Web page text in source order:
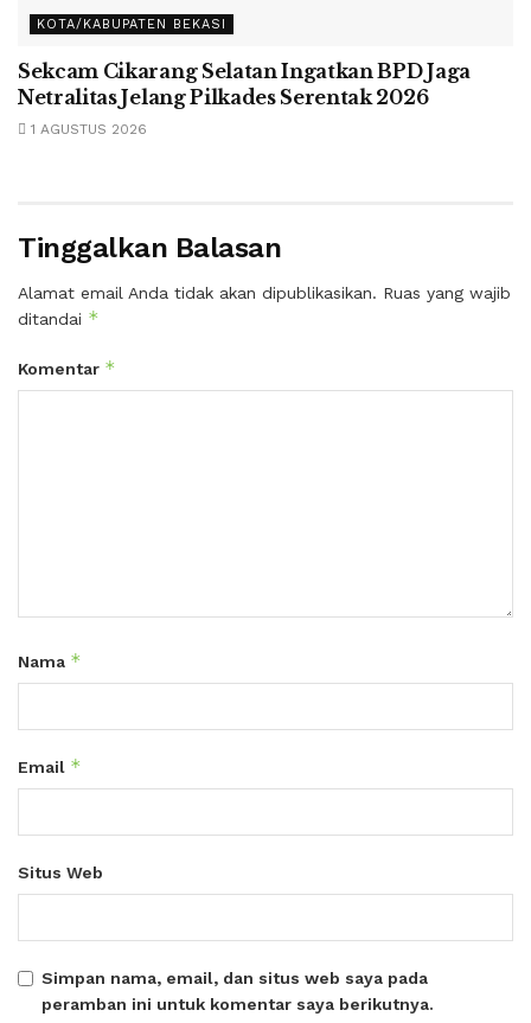
KOTA/KABUPATEN BEKASI
Sekcam Cikarang Selatan Ingatkan BPD Jaga
Netralitas Jelang Pilkades Serentak 2026
1 AGUSTUS 2026
Tinggalkan Balasan
Alamat email Anda tidak akan dipublikasikan. Ruas yang wajib
ditandai *
Komentar *
Nama *
Email *
Situs Web
Simpan nama, email, dan situs web saya pada
peramban ini untuk komentar saya berikutnya.